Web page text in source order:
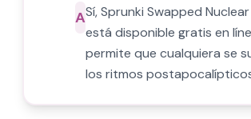
ASí, Sprunki Swapped
está disponible gratis en
permite que cualquiera se
los ritmos